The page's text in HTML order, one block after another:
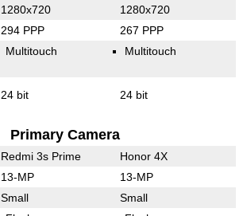
1280x720 1280x720
294 PPP 267 PPP
Multitouch Multitouch
24 bit 24 bit
Primary Camera
Redmi 3s Prime Honor 4X
13-MP 13-MP
Small Small